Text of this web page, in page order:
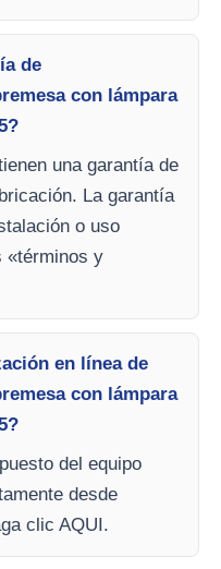
de
con lámpara
una garantía de
La garantía
o uso
«términos y
en línea de
con lámpara
del equipo
desde
clic AQUI.